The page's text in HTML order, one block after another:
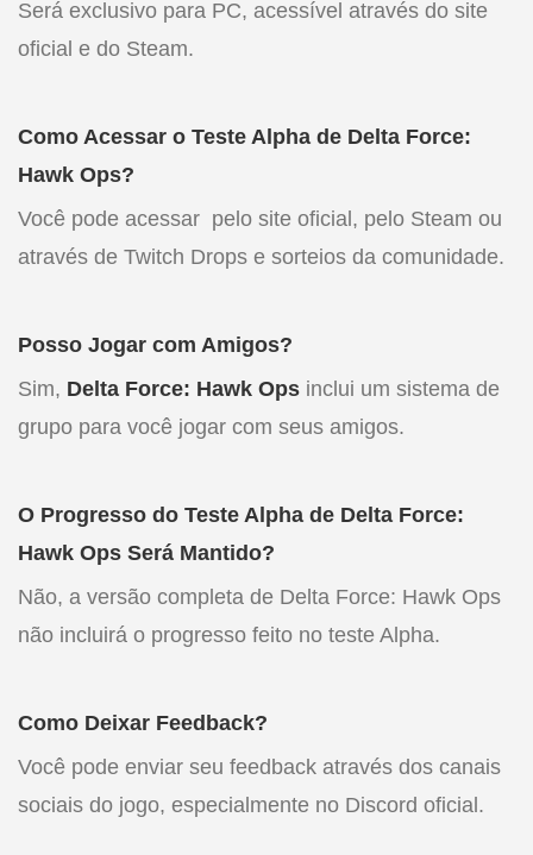
Será exclusivo para PC, acessível através do site
oficial e do Steam.
Como Acessar o Teste Alpha de Delta Force:
Hawk Ops?
Você pode acessar pelo site oficial, pelo Steam ou
através de Twitch Drops e sorteios da comunidade.
Posso Jogar com Amigos?
Sim, Delta Force: Hawk Ops inclui um sistema de
grupo para você jogar com seus amigos.
O Progresso do Teste Alpha de Delta Force:
Hawk Ops Será Mantido?
Não, a versão completa de Delta Force: Hawk Ops
não incluirá o progresso feito no teste Alpha.
Como Deixar Feedback?
Você pode enviar seu feedback através dos canais
sociais do jogo, especialmente no Discord oficial.